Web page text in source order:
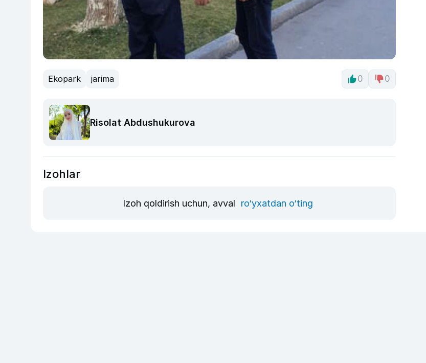
Ekopark jarima 0 0
Risolat Abdushukurova
Izohlar
Izoh qoldirish uchun, avval ro‘yxatdan o‘ting